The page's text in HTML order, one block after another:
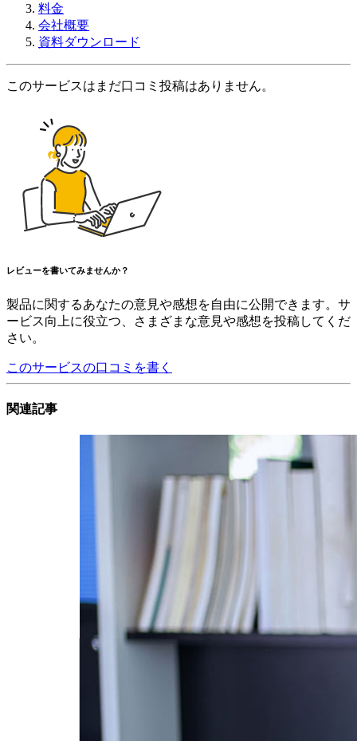
料金
会社概要
資料ダウンロード
このサービスはまだ口コミ投稿はありません。
レビューを書いてみませんか？
製品に関するあなたの意見や感想を自由に公開できます。サ
ービス向上に役立つ、さまざまな意見や感想を投稿してくだ
さい。
このサービスの口コミを書く
関連記事